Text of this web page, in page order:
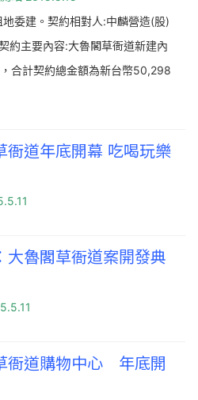
委建。契約相對人:中麟營造(股)
約主要內容:大魯閣草衙道新建內
合計契約總金額為新台幣50,298
衙道年底開幕 吃喝玩樂
大魯閣草衙道案開發典
衙道購物中心 年底開